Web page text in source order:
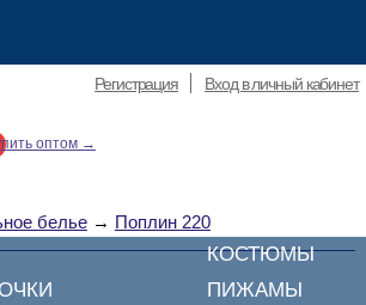
оптом →
Регистрация Вход в личный кабинет
КОСТЮМЫ
ПИЖАМЫ
белье→ Поплин 220